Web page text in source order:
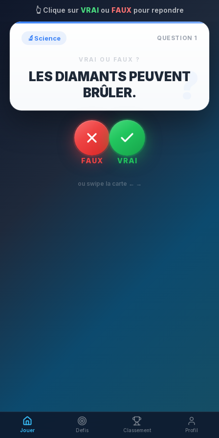
👆Clique sur VRAI ou FAUX pour repondre
?
🔬Science QUESTION1
VRAI OU FAUX ?
LES DIAMANTS PEUVENT
BRÛLER.
FAUX VRAI
ou swipe la carte ← →
Jouer Defis Classement Profil